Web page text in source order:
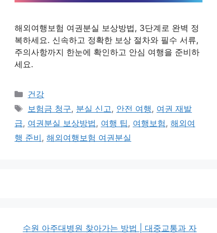
해외여행보험 여권분실 보상방법, 3단계로 완벽 정
복하세요. 신속하고 정확한 보상 절차와 필수 서류,
주의사항까지 한눈에 확인하고 안심 여행을 준비하
세요.
카
테
리
건강
태
그
보험금 청구, 분실 신고 , 안전 여행 , 여권 재발
급, 여권분실 보상방법 , 여행 팁 , 여행보험 , 해외여
행 준비 , 해외여행보험 여권분실
수원 아주대병원 찾아가는 방법 | 대중교통과 자